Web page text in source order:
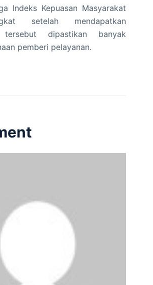
Indeks Kepuasan Masyarakat
setelah mendapatkan
dipastikan banyak
pemberi pelayanan.